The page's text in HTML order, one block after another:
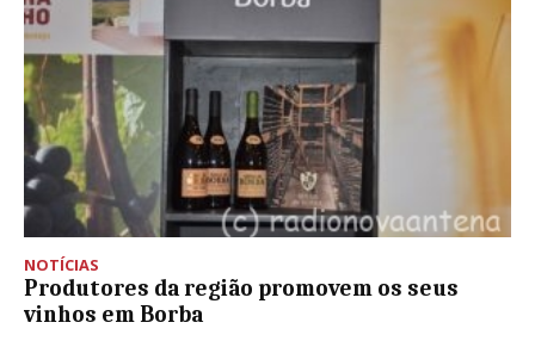
NOTÍCIAS
Produtores da região promovem os seus
vinhos em Borba